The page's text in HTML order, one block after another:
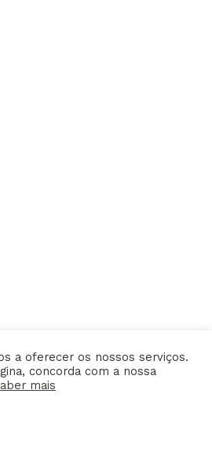
a oferecer os nossos serviços.
concorda com a nossa
mais